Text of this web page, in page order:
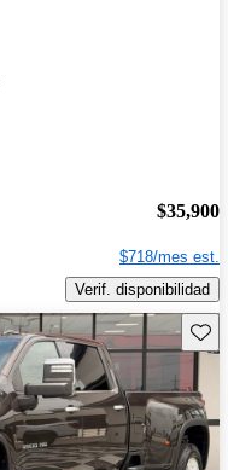
$35,900
$718/mes est.
Verif. disponibilidad